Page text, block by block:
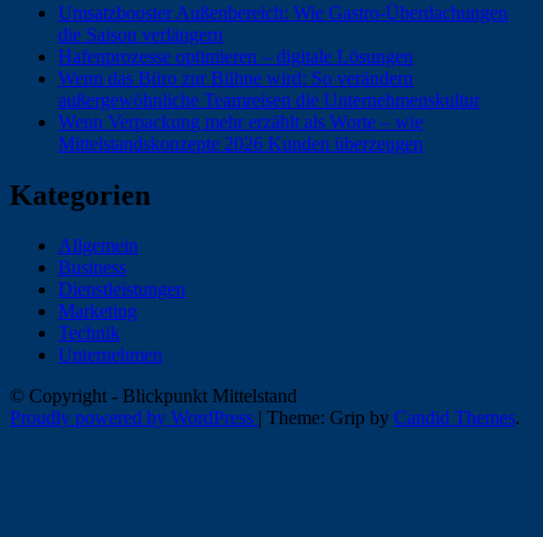
Umsatzbooster Außenbereich: Wie Gastro-Überdachungen
die Saison verlängern
Hafenprozesse optimieren – digitale Lösungen
Wenn das Büro zur Bühne wird: So verändern
außergewöhnliche Teamreisen die Unternehmenskultur
Wenn Verpackung mehr erzählt als Worte – wie
Mittelstandskonzepte 2026 Kunden überzeugen
Kategorien
Allgemein
Business
Dienstleistungen
Marketing
Technik
Unternehmen
© Copyright - Blickpunkt Mittelstand
Proudly powered by WordPress | Theme: Grip by Candid Themes.